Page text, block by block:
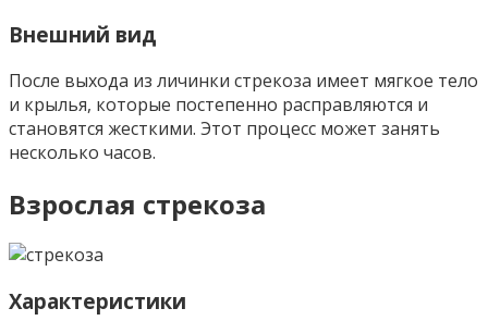
Внешний вид
После выхода из личинки стрекоза имеет мягкое тело
и крылья, которые постепенно расправляются и
становятся жесткими. Этот процесс может занять
несколько часов.
Взрослая стрекоза
Характеристики